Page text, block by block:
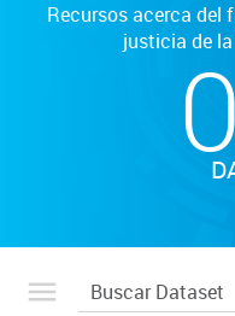
Recursos acerca del
justicia de